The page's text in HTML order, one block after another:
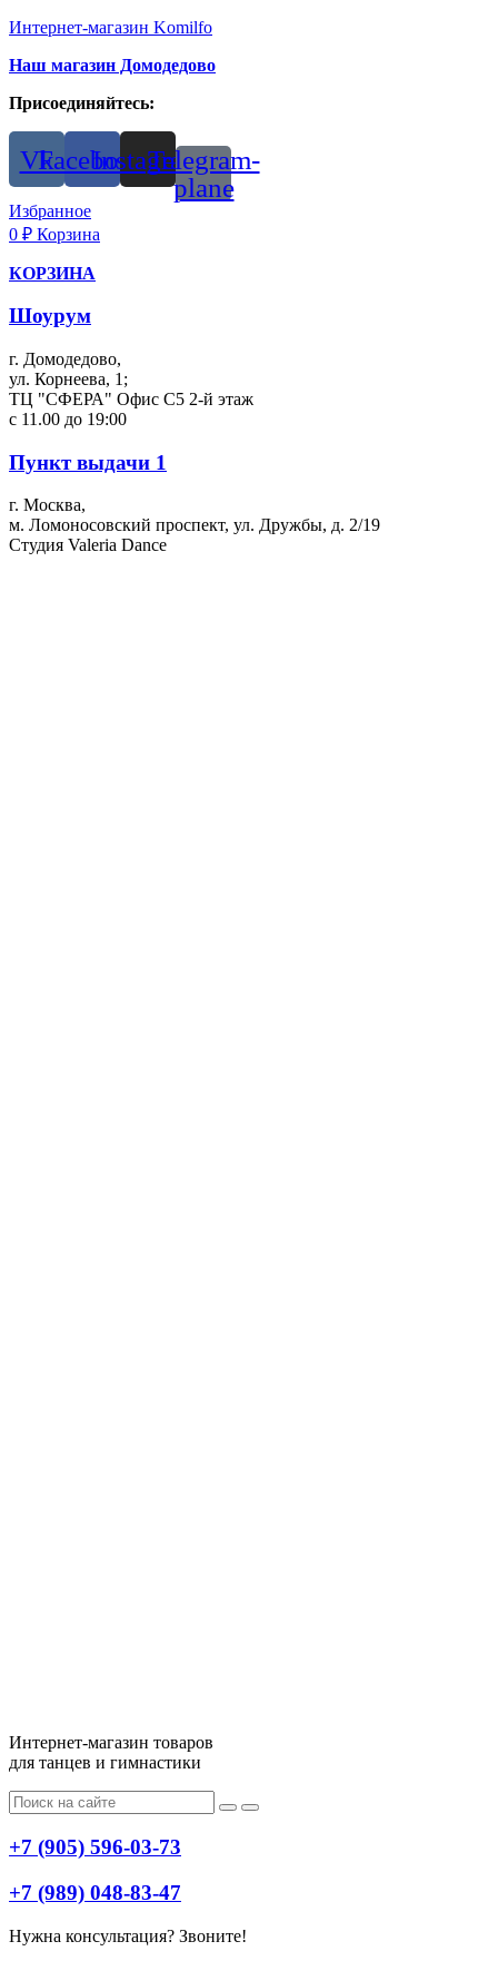
Интернет-магазин Komilfo
Наш магазин Домодедово
Присоединяйтесь:
VkFacebookInstagramTelegram-
plane
Избранное
0 ₽ Корзина
КОРЗИНА
Шоурум
г. Домодедово,
ул. Корнеева, 1;
ТЦ "СФЕРА" Офис С5 2-й этаж
с 11.00 до 19:00
Пункт выдачи 1
г. Москва,
м. Ломоносовский проспект, ул. Дружбы, д. 2/19
Студия Valeria Dance
Интернет-магазин товаров
для танцев и гимнастики
+7 (905) 596-03-73
+7 (989) 048-83-47
Нужна консультация? Звоните!